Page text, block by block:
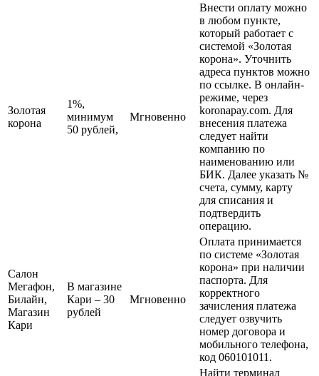
Золотая
корона
1%,
минимум
50 рублей,
Мгновенно
Внести оплату можно
в любом пункте,
который работает с
системой «Золотая
корона». Уточнить
адреса пунктов можно
по ссылке. В онлайн-
режиме, через
koronapay.com. Для
внесения платежа
следует найти
компанию по
наименованию или
БИК. Далее указать №
счета, сумму, карту
для списания и
подтвердить
операцию.
Салон
Мегафон,
Билайн,
Магазин
Кари
В магазине
Кари – 30
рублей
Мгновенно
Оплата принимается
по системе «Золотая
корона» при наличии
паспорта. Для
корректного
зачисления платежа
следует озвучить
номер договора и
мобильного телефона,
код 060101011.
Найти терминал